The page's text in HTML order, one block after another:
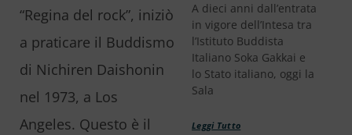
“Regina del rock”, iniziò
a praticare il Buddismo
di Nichiren Daishonin
nel 1973, a Los
Angeles. Questo è il
A dieci anni dall’entrata
in vigore dell’Intesa tra
l’Istituto Buddista
Italiano Soka Gakkai e
lo Stato italiano, oggi la
Sala
Leggi Tutto